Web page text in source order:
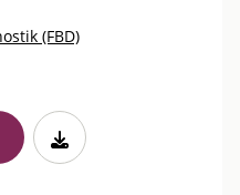
(FBD)